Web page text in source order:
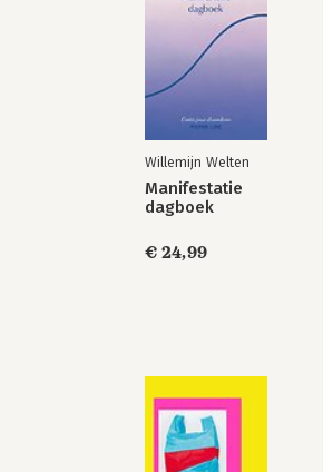
Willemijn Welten
Manifestatie
dagboek
€ 24,99